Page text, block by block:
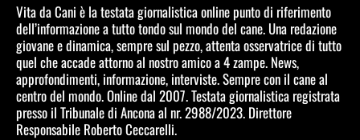
Vita da Cani è la testata giornalistica online punto di riferimento
dell’informazione a tutto tondo sul mondo del cane. Una redazione
giovane e dinamica, sempre sul pezzo, attenta osservatrice di tutto
quel che accade attorno al nostro amico a 4 zampe. News,
approfondimenti, informazione, interviste. Sempre con il cane al
centro del mondo. Online dal 2007. Testata giornalistica registrata
presso il Tribunale di Ancona al nr. 2988/2023. Direttore
Responsabile Roberto Ceccarelli.